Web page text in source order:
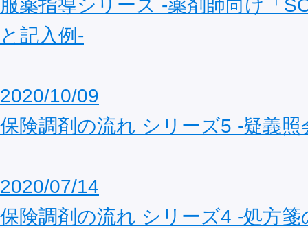
服薬指導シリーズ ‐薬剤師向け「
と記入例‐
2020/10/09
保険調剤の流れ シリーズ5 ‐疑義照
2020/07/14
保険調剤の流れ シリーズ4 ‐処方